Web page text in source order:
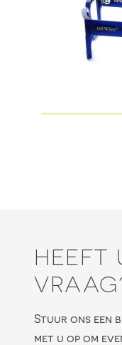
HEEFT
Stuur ons een
met u op om